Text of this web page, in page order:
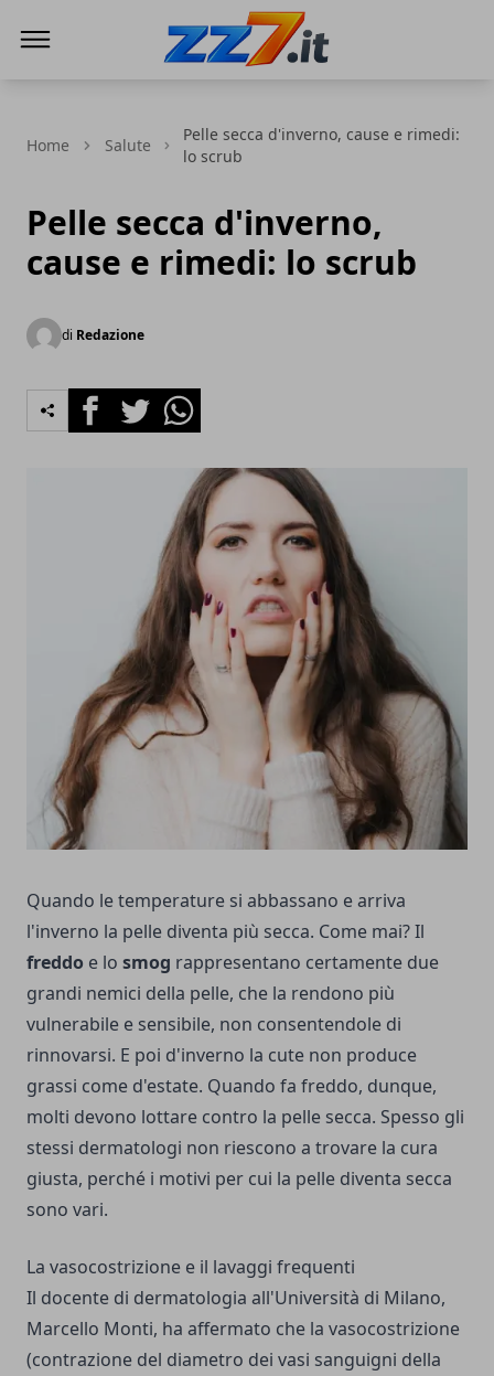
Home Salute
Pelle secca d'inverno, cause e rimedi:
lo scrub
Pelle secca d'inverno,
cause e rimedi: lo scrub
di Redazione
FacebookTwitterWhatsapp
Quando le temperature si abbassano e arriva
l'inverno la pelle diventa più secca. Come mai? Il
freddo e lo smog rappresentano certamente due
grandi nemici della pelle, che la rendono più
vulnerabile e sensibile, non consentendole di
rinnovarsi. E poi d'inverno la cute non produce
grassi come d'estate. Quando fa freddo, dunque,
molti devono lottare contro la pelle secca. Spesso gli
stessi dermatologi non riescono a trovare la cura
giusta, perché i motivi per cui la pelle diventa secca
sono vari.
La vasocostrizione e il lavaggi frequenti
Il docente di dermatologia all'Università di Milano,
Marcello Monti, ha affermato che la vasocostrizione
(contrazione del diametro dei vasi sanguigni della